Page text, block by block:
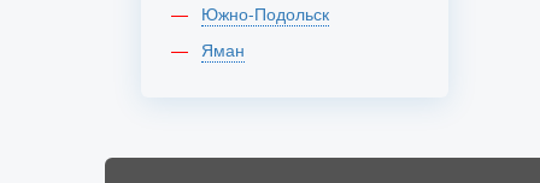
Южно-Подольск
Яман